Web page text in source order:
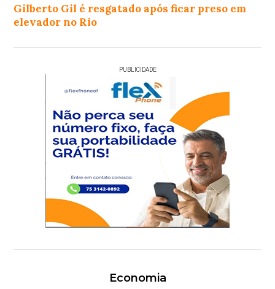
Gilberto Gil é resgatado após ficar preso em
elevador no Rio
PUBLICIDADE
Economia